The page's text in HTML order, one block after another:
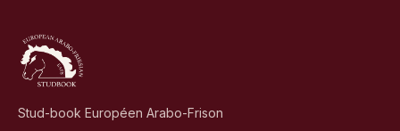
Stud-book Européen Arabo-Frison